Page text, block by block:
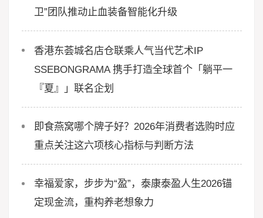
卫”团队推动止血装备智能化升级
香港东荟城名店仓联乘人气当代艺术IP
SSEBONGRAMA 携手打造全球首个「躺平一
『夏』」联名企划
即食燕窝哪个牌子好？2026年消费者选购时应
重点关注这六项核心指标与判断方法
幸福爱家，步步为“盈”，泰康泰盈人生2026锚
定现金流，重构养老想象力